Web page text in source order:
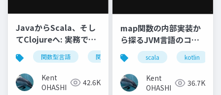
JavaからScala、そし
てClojureへ: 実務で活
きる関数型プログラミ
ング
関数型言語 関数型プログラミング java
Kent
OHASHI
42.6K
map関数の内部実装か
ら探るJVM言語のコレ
クション: Scala,
Kotlin, Clojureコレク
ションの基本的な設計
を理解しよう
scala kotlin
Kent
OHASHI
36.7K